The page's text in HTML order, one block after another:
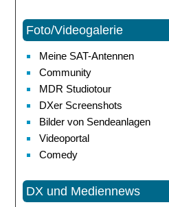
Foto/Videogalerie
Meine SAT-Antennen
Community
MDR Studiotour
DXer Screenshots
Bilder von Sendeanlagen
Videoportal
Comedy
DX und Mediennews